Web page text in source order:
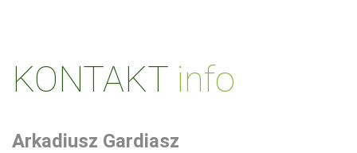
KONTAKT info
Arkadiusz Gardiasz